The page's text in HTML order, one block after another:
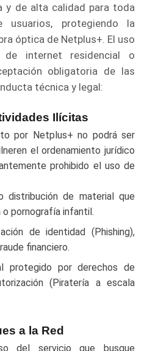
y de alta calidad para toda
usuarios, protegiendo la
óptica de Netplus+. El uso
internet residencial o
obligatoria de las
técnica y legal:
Ilícitas
por Netplus+ no podrá ser
el ordenamiento jurídico
prohibido el uso de
distribución de material que
pornografía infantil.
de identidad (Phishing),
financiero.
protegido por derechos de
(Piratería a escala
a la Red
del servicio que busque